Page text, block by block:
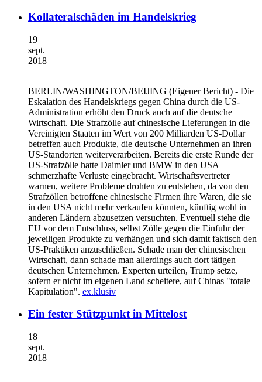
Kollateralschäden im Handelskrieg
19
sept.
2018
BERLIN/WASHINGTON/BEIJING (Eigener Bericht) - Die
Eskalation des Handelskriegs gegen China durch die US-
Administration erhöht den Druck auch auf die deutsche
Wirtschaft. Die Strafzölle auf chinesische Lieferungen in die
Vereinigten Staaten im Wert von 200 Milliarden US-Dollar
betreffen auch Produkte, die deutsche Unternehmen an ihren
US-Standorten weiterverarbeiten. Bereits die erste Runde der
US-Strafzölle hatte Daimler und BMW in den USA
schmerzhafte Verluste eingebracht. Wirtschaftsvertreter
warnen, weitere Probleme drohten zu entstehen, da von den
Strafzöllen betroffene chinesische Firmen ihre Waren, die sie
in den USA nicht mehr verkaufen könnten, künftig wohl in
anderen Ländern abzusetzen versuchten. Eventuell stehe die
EU vor dem Entschluss, selbst Zölle gegen die Einfuhr der
jeweiligen Produkte zu verhängen und sich damit faktisch den
US-Praktiken anzuschließen. Schade man der chinesischen
Wirtschaft, dann schade man allerdings auch dort tätigen
deutschen Unternehmen. Experten urteilen, Trump setze,
sofern er nicht im eigenen Land scheitere, auf Chinas "totale
Kapitulation". ex.klusiv
Ein fester Stützpunkt in Mittelost
18
sept.
2018